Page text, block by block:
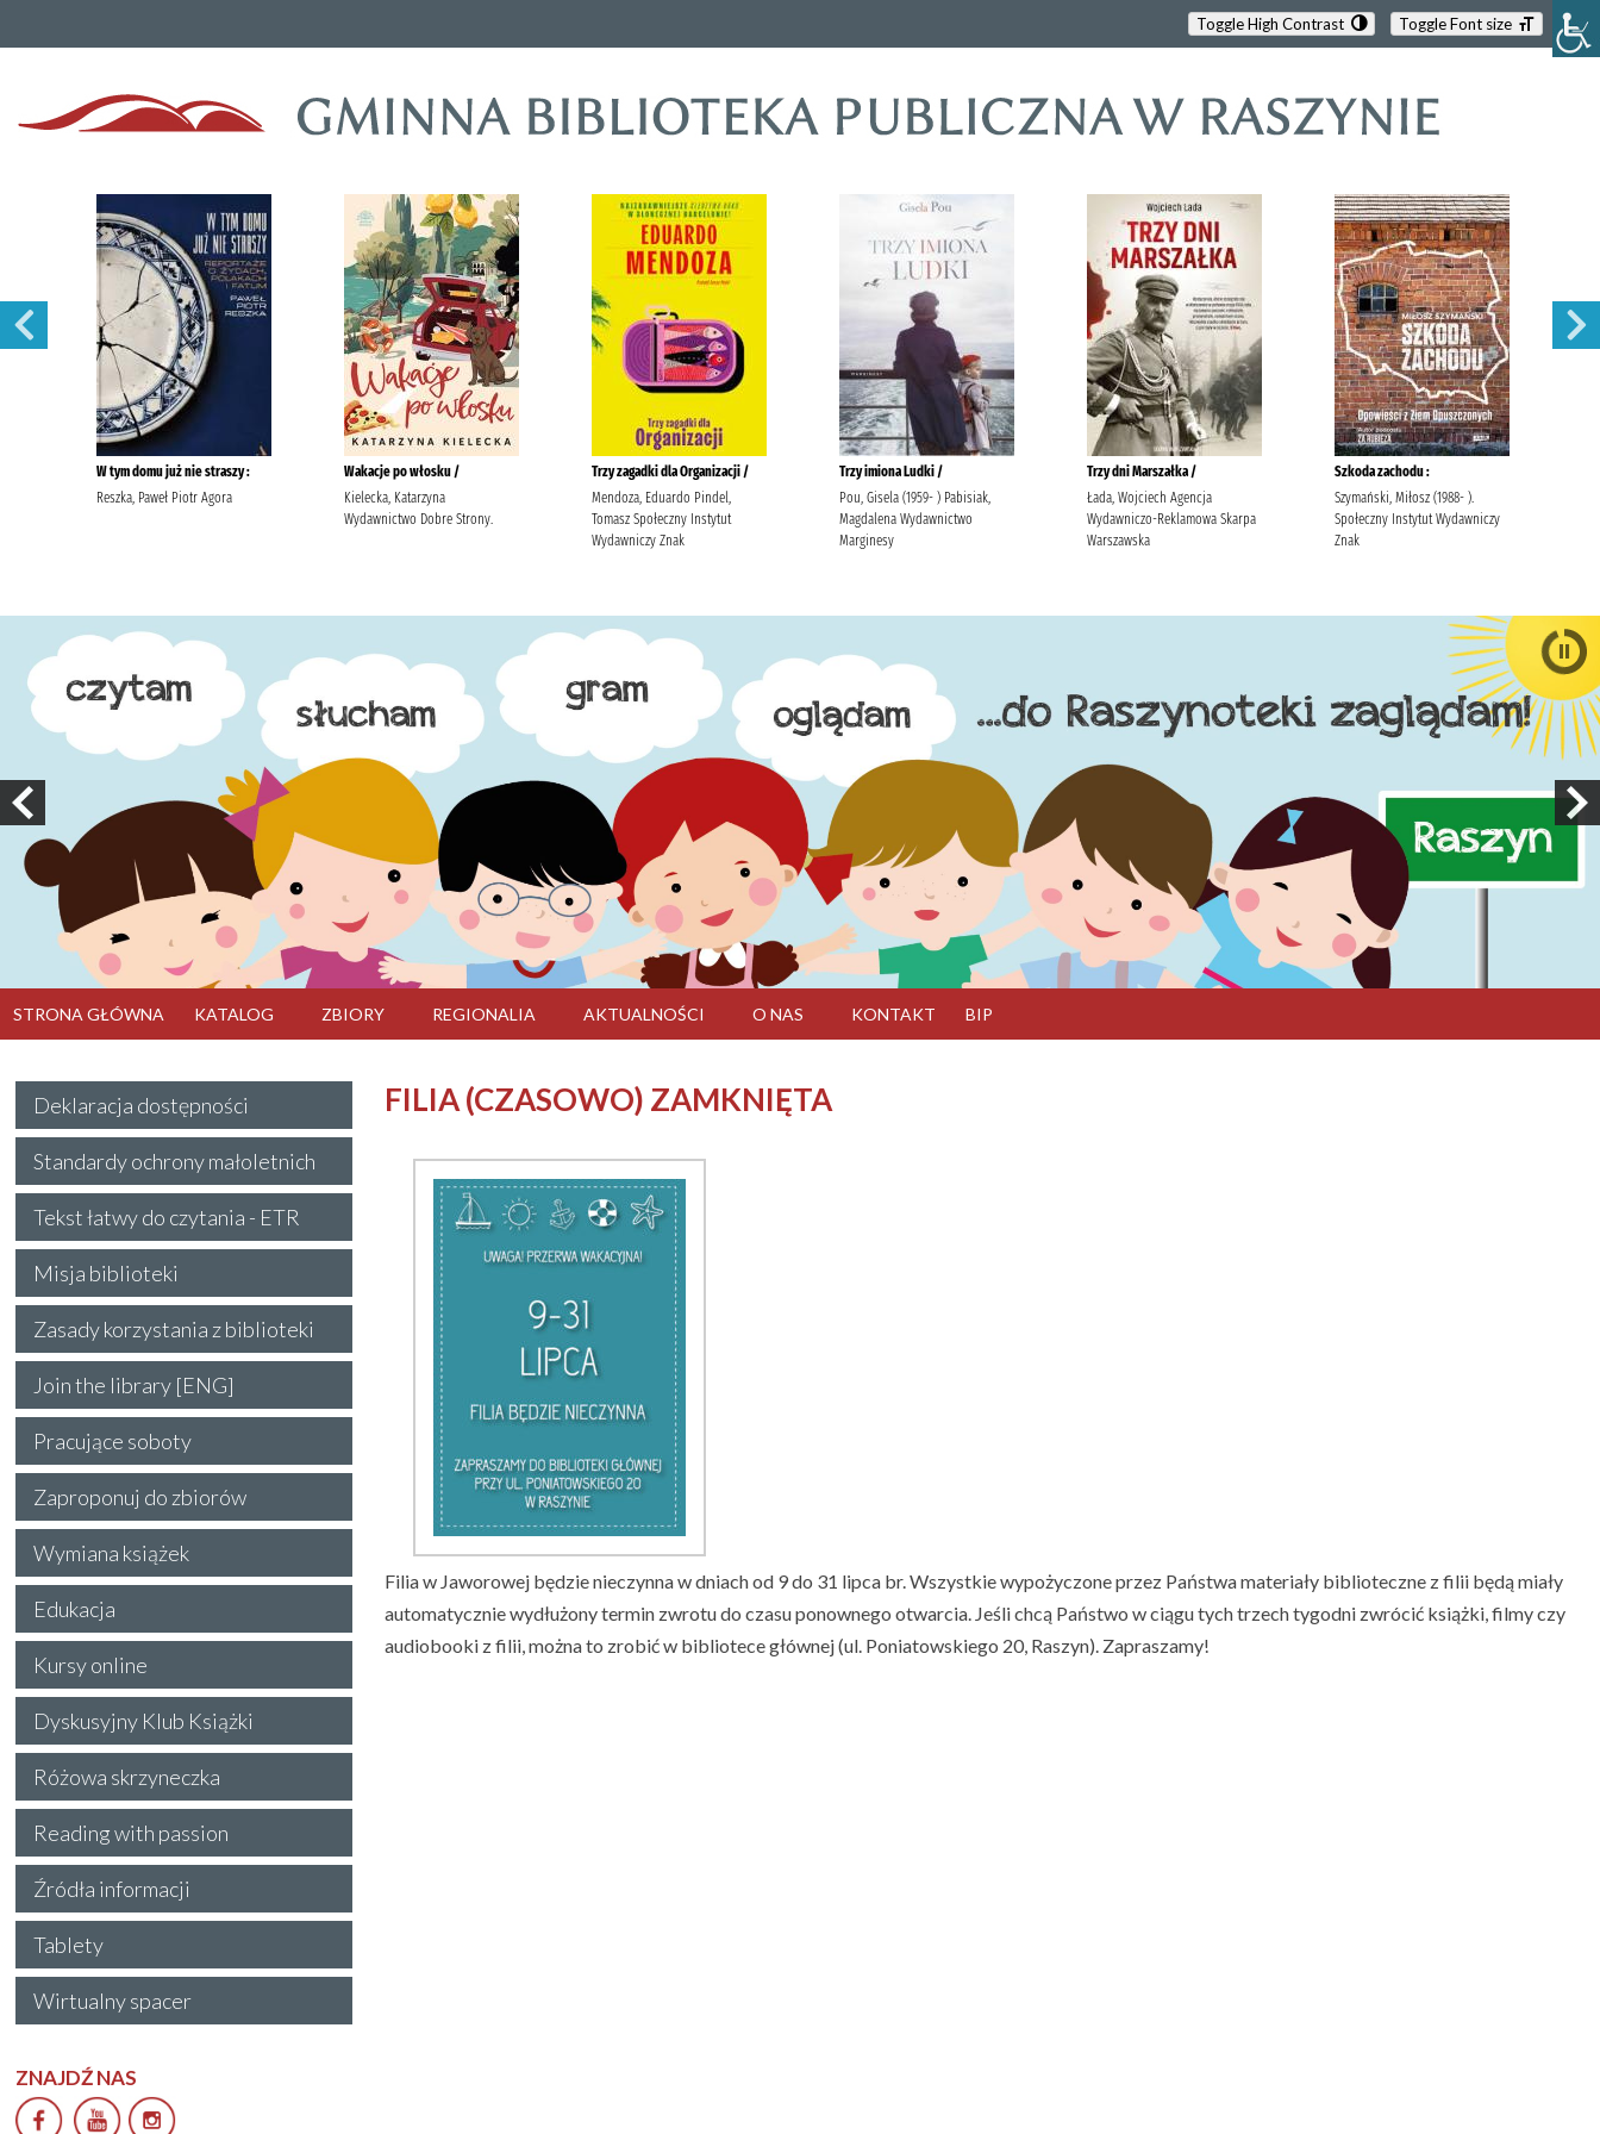
Toggle High Contrast Toggle Font size
STRONA GŁÓWNA KATALOG ZBIORY REGIONALIA AKTUALNOŚCI O NAS KONTAKT BIP
FILIA (CZASOWO) ZAMKNIĘTA
Filia w Jaworowej będzie nieczynna w dniach od 9 do 31 lipca br. Wszystkie wypożyczone przez Państwa materiały biblioteczne z filii będą miały
automatycznie wydłużony termin zwrotu do czasu ponownego otwarcia. Jeśli chcą Państwo w ciągu tych trzech tygodni zwrócić książki, filmy czy
audiobooki z filii, można to zrobić w bibliotece głównej (ul. Poniatowskiego 20, Raszyn). Zapraszamy!
Deklaracja dostępności
Standardy ochrony małoletnich
Tekst łatwy do czytania - ETR
Misja biblioteki
Zasady korzystania z biblioteki
Join the library [ENG]
Pracujące soboty
Zaproponuj do zbiorów
Wymiana książek
Edukacja
Kursy online
Dyskusyjny Klub Książki
Różowa skrzyneczka
Reading with passion
Źródła informacji
Tablety
Wirtualny spacer
ZNAJDŹ NAS